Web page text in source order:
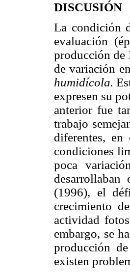
DISCUSIÓN
La condición
evaluación
producción de
de variación
humidícola.
expresen su
anterior fue
trabajo
diferentes,
condiciones
poca
desarrollaban
(1996), el
crecimiento
actividad
embargo, se
producción
existen